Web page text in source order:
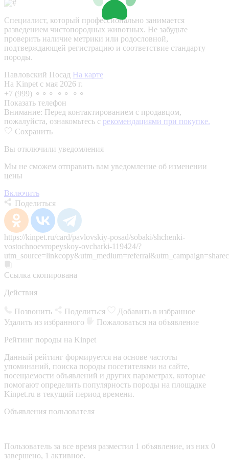
Специалист, который профессионально занимается
разведением чистопородных животных. Не забудьте
проверить наличие метрики или родословной,
подтверждающей регистрацию и соответствие стандарту
породы.
Павловский Посад На карте
На Kinpet c мая 2026 г.
+7 (999) ⚬⚬⚬ ⚬⚬ ⚬⚬
Показать телефон
Внимание: Перед контактированием с продавцом,
пожалуйста, ознакомьтесь с рекомендациями при покупке.
Сохранить
Вы отключили уведомления
Мы не сможем отправить вам уведомление об изменении
цены
Включить
Поделиться
https://kinpet.ru/card/pavlovskiy-posad/sobaki/shchenki-
vostochnoevropeyskoy-ovcharki-119424/?
Ссылка скопирована
Действия
Позвонить Поделиться
Добавить в избранное
Удалить из избранного
Пожаловаться на объявление
Рейтинг породы на Kinpet
Данный рейтинг формируется на основе частоты
упоминаний, поиска породы посетителями на сайте,
посещаемости объявлений и других параметрах, которые
помогают определить популярность породы на площадке
Kinpet.ru в текущий период времени.
Объявления пользователя
Пользователь за все время разместил 1 объявление, из них 0
завершено, 1 активное.